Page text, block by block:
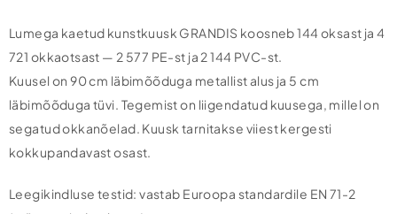
Lumega kaetud kunstkuusk GRANDIS koosneb 144 oksast ja 4
721 okkaotsast — 2 577 PE-st ja 2 144 PVC-st.
Kuusel on 90 cm läbimõõduga metallist alus ja 5 cm
läbimõõduga tüvi. Tegemist on liigendatud kuusega, millel on
segatud okkanõelad. Kuusk tarnitakse viiest kergesti
kokkupandavast osast.
Leegikindluse testid: vastab Euroopa standardile EN 71-2